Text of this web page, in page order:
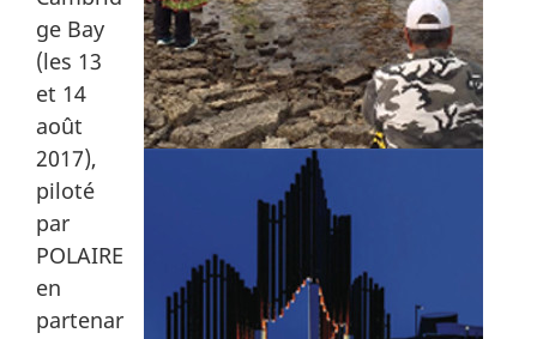
ge Bay
(les 13
et 14
août
2017),
piloté
par
POLAIRE
en
partenar